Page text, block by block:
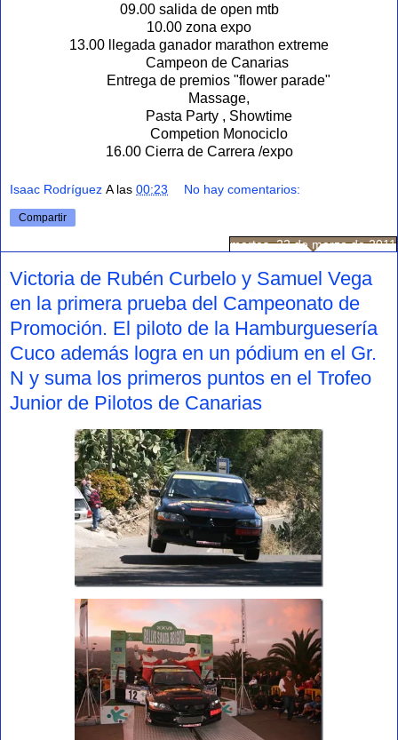
09.00 salida de open mtb
10.00 zona expo
13.00 llegada ganador marathon extreme
Campeon de Canarias
Entrega de premios "flower parade"
Massage,
Pasta Party , Showtime
Competion Monociclo
16.00 Cierra de Carrera /expo
Isaac Rodríguez A las 00:23 No hay comentarios:
Compartir
martes, 22 de marzo de 2011
Victoria de Rubén Curbelo y Samuel Vega
en la primera prueba del Campeonato de
Promoción. El piloto de la Hamburguesería
Cuco además logra en un pódium en el Gr.
N y suma los primeros puntos en el Trofeo
Junior de Pilotos de Canarias